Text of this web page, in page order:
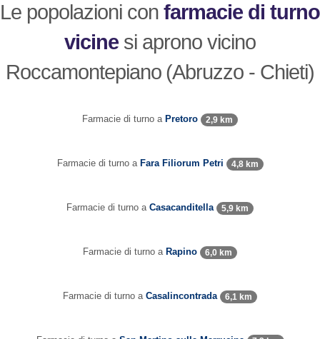
Le popolazioni con farmacie di turno
vicine si aprono vicino
Roccamontepiano (Abruzzo - Chieti)
Farmacie di turno a Pretoro 2,9 km
Farmacie di turno a Fara Filiorum Petri 4,8 km
Farmacie di turno a Casacanditella 5,9 km
Farmacie di turno a Rapino 6,0 km
Farmacie di turno a Casalincontrada 6,1 km